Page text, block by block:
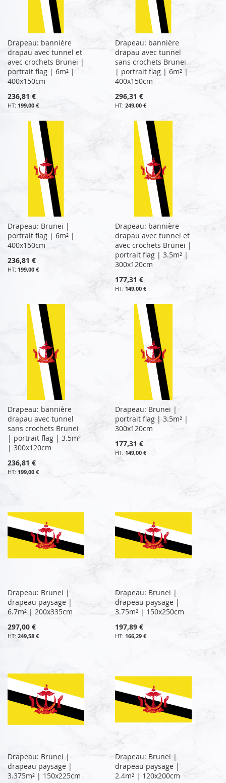
Drapeau: bannière
drapau avec tunnel et
avec crochets Brunei |
portrait flag | 6m² |
400x150cm
236,81 €
199,00 €
Drapeau: bannière
drapau avec tunnel
sans crochets Brunei
| portrait flag | 6m² |
400x150cm
296,31 €
249,00 €
Drapeau: Brunei |
portrait flag | 6m² |
400x150cm
236,81 €
199,00 €
Drapeau: bannière
drapau avec tunnel et
avec crochets Brunei |
portrait flag | 3.5m² |
300x120cm
177,31 €
149,00 €
Drapeau: bannière
drapau avec tunnel
sans crochets Brunei
| portrait flag | 3.5m²
| 300x120cm
236,81 €
199,00 €
Drapeau: Brunei |
portrait flag | 3.5m² |
300x120cm
177,31 €
149,00 €
Drapeau: Brunei |
drapeau paysage |
6.7m² | 200x335cm
297,00 €
249,58 €
Drapeau: Brunei |
drapeau paysage |
3.75m² | 150x250cm
197,89 €
166,29 €
Drapeau: Brunei |
drapeau paysage |
3.375m² | 150x225cm
Drapeau: Brunei |
drapeau paysage |
2.4m² | 120x200cm